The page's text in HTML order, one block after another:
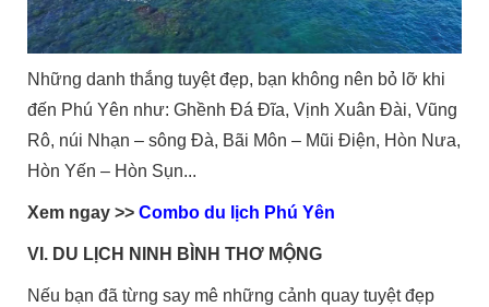
Những danh thắng tuyệt đẹp, bạn không nên bỏ lỡ khi
đến Phú Yên như: Ghềnh Đá Đĩa, Vịnh Xuân Đài, Vũng
Rô, núi Nhạn – sông Đà, Bãi Môn – Mũi Điện, Hòn Nưa,
Hòn Yến – Hòn Sụn...
Xem ngay >>Combo du lịch Phú Yên
VI. DU LỊCH NINH BÌNH THƠ MỘNG
Nếu bạn đã từng say mê những cảnh quay tuyệt đẹp